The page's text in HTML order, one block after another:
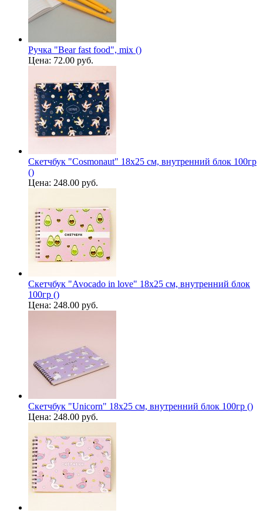
Ручка "Bear fast food", mix ()
Цена: 72.00 руб.
Скетчбук "Cosmonaut" 18х25 см, внутренний блок 100гр
()
Цена: 248.00 руб.
Скетчбук "Avocado in love" 18х25 см, внутренний блок
100гр ()
Цена: 248.00 руб.
Скетчбук "Unicorn" 18х25 см, внутренний блок 100гр ()
Цена: 248.00 руб.